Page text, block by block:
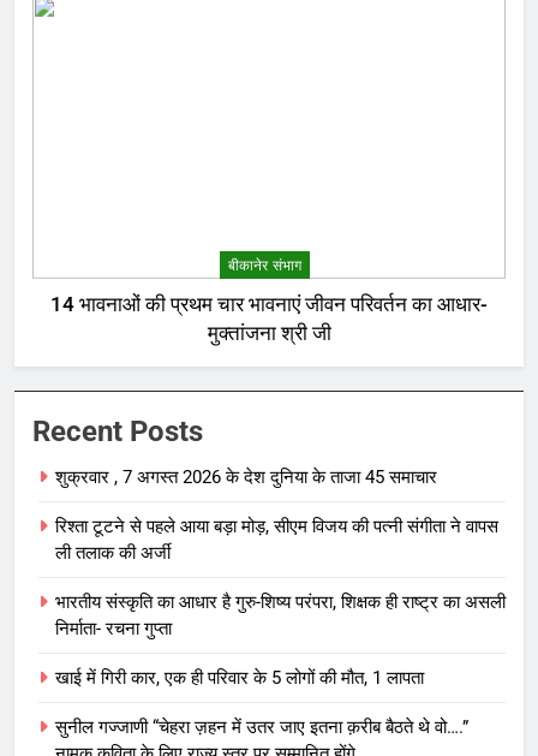
बीकानेर संभाग
14 भावनाओं की प्रथम चार भावनाएं जीवन परिवर्तन का आधार-
मुक्तांजना श्री जी
Recent Posts
शुक्रवार , 7 अगस्त 2026 के देश दुनिया के ताजा 45 समाचार
रिश्ता टूटने से पहले आया बड़ा मोड़, सीएम विजय की पत्नी संगीता ने वापस
ली तलाक की अर्जी
भारतीय संस्कृति का आधार है गुरु-शिष्य परंपरा, शिक्षक ही राष्ट्र का असली
निर्माता- रचना गुप्ता
खाई में गिरी कार, एक ही परिवार के 5 लोगों की मौत, 1 लापता
सुनील गज्जाणी “चेहरा ज़हन में उतर जाए इतना क़रीब बैठते थे वो….”